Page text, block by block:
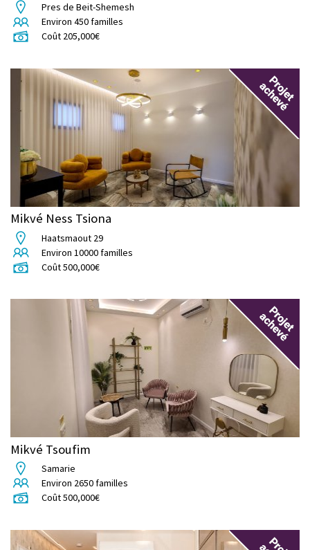
Pres de Beit-Shemesh
Environ 450familles
Coût 205,000€
Mikvé Ness Tsiona
Haatsmaout 29
Environ 10000familles
Coût500,000€
Mikvé Tsoufim
Samarie
Environ 2650familles
Coût500,000€